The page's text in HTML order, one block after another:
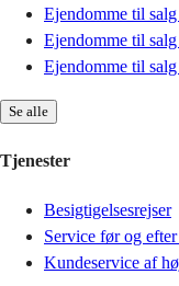
Ejendomme til
Ejendomme til
Ejendomme til
Se alle
Tjenester
Besigtigelsesrejser
Service før og
Kundeservice af